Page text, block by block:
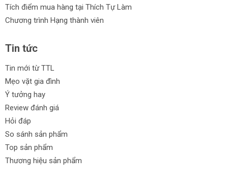
Tích điểm mua hàng tại Thích Tự Làm
Chương trình Hạng thành viên
Tin tức
Tin mới từ TTL
Mẹo vặt gia đình
Ý tưởng hay
Review đánh giá
Hỏi đáp
So sánh sản phẩm
Top sản phẩm
Thương hiệu sản phẩm